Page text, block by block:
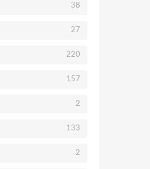
38
27
220
157
2
133
2